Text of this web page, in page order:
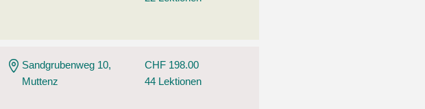
Sandgrubenweg 10,
Muttenz
CHF 198.00
44 Lektionen